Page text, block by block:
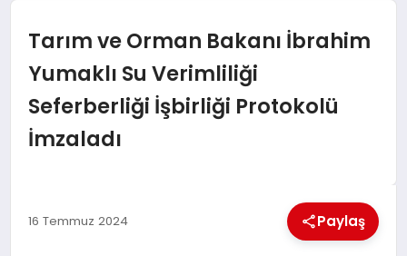
DÜNYA
EĞITIM
EKONOMI
Tarım ve Orman Bakanı İbrahim
Yumaklı Su Verimliliği
Seferberliği İşbirliği Protokolü
İmzaladı
16 Temmuz 2024 Paylaş